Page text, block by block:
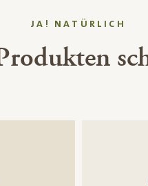
JA! NATÜRLICH